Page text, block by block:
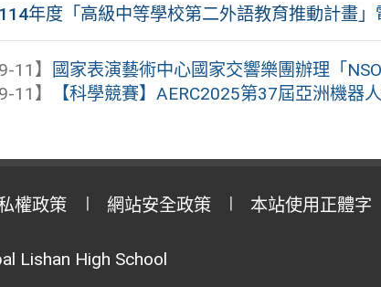
114年度「高級中等學校第二外語教育推動計畫」
11】
國家表演藝術中心國家交響樂團辦理「
11】
【科學競賽】AERC2025第37屆亞洲機器
權政策 網站安全政策 本站使用正體字
Lishan High School